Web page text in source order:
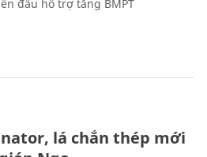
đấu hỗ trợ tăng BMPT
lá chắn thép mới